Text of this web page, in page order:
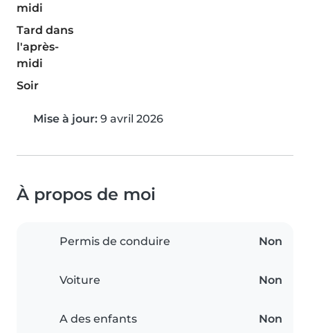
midi
Tard dans
l'après-
midi
Soir
Mise à jour: 9 avril 2026
À propos de moi
Permis de conduire Non
Voiture Non
A des enfants Non